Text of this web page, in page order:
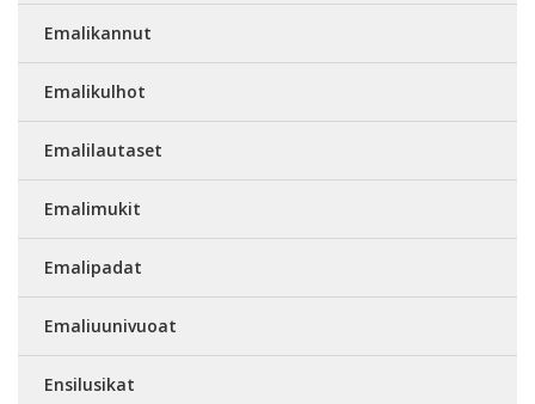
Emalikannut
Emalikulhot
Emalilautaset
Emalimukit
Emalipadat
Emaliuunivuoat
Ensilusikat